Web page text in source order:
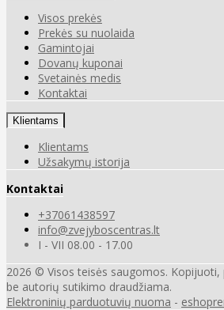
Visos prekės
Prekės su nuolaida
Gamintojai
Dovanų kuponai
Svetainės medis
Kontaktai
Klientams
Klientams
Užsakymų istorija
Kontaktai
+37061438597
info@zvejyboscentras.lt
I - VII 08.00 - 17.00
2026 © Visos teisės saugomos.
be autorių sutikimo draudžiama.
Elektroninių parduotuvių nuoma -